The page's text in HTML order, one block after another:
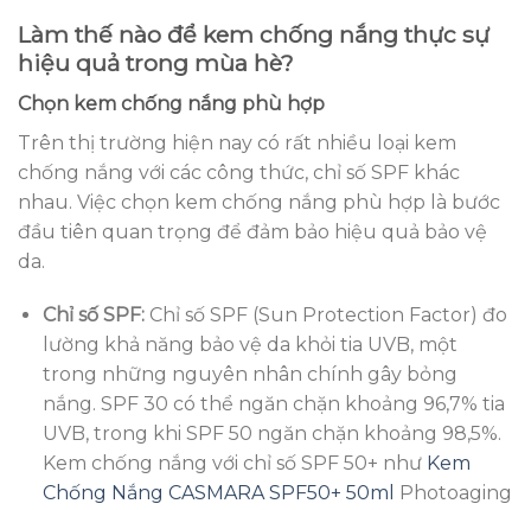
Làm thế nào để kem chống nắng thực sự
hiệu quả trong mùa hè?
Chọn kem chống nắng phù hợp
Trên thị trường hiện nay có rất nhiều loại kem
chống nắng với các công thức, chỉ số SPF khác
nhau. Việc chọn kem chống nắng phù hợp là bước
đầu tiên quan trọng để đảm bảo hiệu quả bảo vệ
da.
Chỉ số SPF:Chỉ số SPF (Sun Protection Factor) đo
lường khả năng bảo vệ da khỏi tia UVB, một
trong những nguyên nhân chính gây bỏng
nắng. SPF 30 có thể ngăn chặn khoảng 96,7% tia
UVB, trong khi SPF 50 ngăn chặn khoảng 98,5%.
Kem chống nắng với chỉ số SPF 50+ như Kem
Chống Nắng CASMARA SPF50+ 50ml
Photoaging